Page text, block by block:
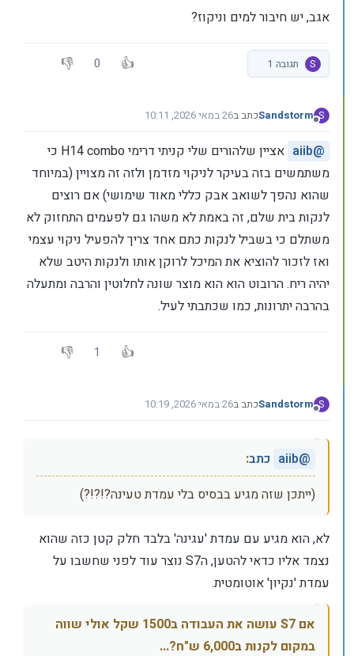
אגב, יש חיבור למים וניקוז?
S תגובה 1 0
S
מנותק
Sandstormכתב ב26 במאי 2026, 10:11
נערך לאחרונה על ידי
@
aiib
אציין שלהורים שלי קניתי דרימי H14 combo כי
משתמשים בזה בעיקר לניקוי מזדמן ולזה זה מצויין (במיוחד
שהוא נהפך לשואב אבק כללי מאוד שימושי) אם רוצים
לנקות בית שלם, זה באמת לא משהו גם לפעמים התחזוק לא
משתלם כי בשביל לנקות כתם אחד צריך להפעיל ניקוי עצמי
ואז לזכור להוציא את המיכל לרוקן אותו ולנקות היטב שלא
יהיה ריח. הרובוט הוא הוא מוצר שונה לחלוטין והרבה ומתעלה
בהרבה יתרונות, כמו שכתבתי לעיל.
1
S
מנותק
Sandstormכתב ב26 במאי 2026, 10:19
נערך לאחרונה על ידי Sandstorm
@
aiib כתב:
(ייתכן שזה מגיע בבסיס בלי עמדת טעינה?!?!?)
לא, הוא מגיע עם עמדת 'עגינה' בלבד חלק קטן כזה שהוא
נצמד אליו כדאי להטען, הS7 נוצר עוד לפני שחשבו על
עמדת 'נקיון' אוטומטית.
אם S7 עושה את העבודה ב1500 שקל אולי שווה
במקום לקנות ב6,000 ש"ח?...